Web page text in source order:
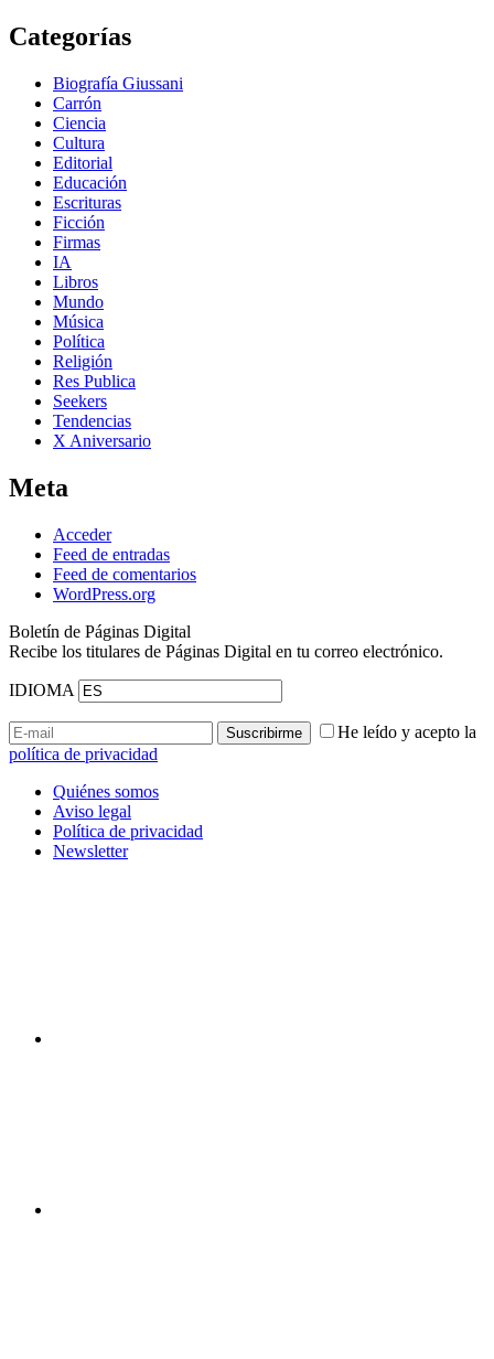
Categorías
Biografía Giussani
Carrón
Ciencia
Cultura
Editorial
Educación
Escrituras
Ficción
Firmas
IA
Libros
Mundo
Música
Política
Religión
Res Publica
Seekers
Tendencias
X Aniversario
Meta
Acceder
Feed de entradas
Feed de comentarios
WordPress.org
Boletín de Páginas Digital
Recibe los titulares de Páginas Digital en tu correo electrónico.
IDIOMA
He leído y acepto la
política de privacidad
Quiénes somos
Aviso legal
Política de privacidad
Newsletter